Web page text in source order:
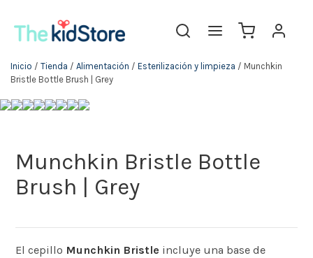
Inicio / Tienda / Alimentación / Esterilización y limpieza / Munchkin
Bristle Bottle Brush | Grey
Munchkin Bristle Bottle
Brush | Grey
El cepillo Munchkin Bristle incluye una base de